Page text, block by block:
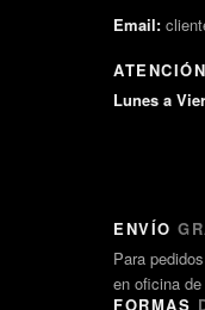
Email:
ATENCIÓN
Lunes a
ENVÍO
Para
en oficina
FORMAS